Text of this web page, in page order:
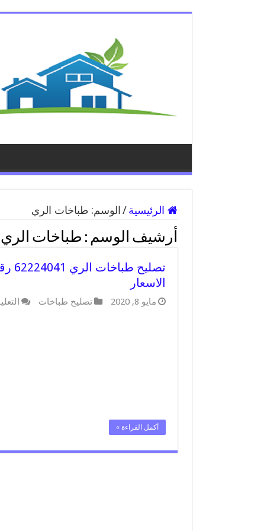
الرئيسية / الوسم: طباخات الري
أرشيف الوسم : طباخات الري
الاسعار
مايو 8, 2020 تصليح طباخات
أكمل القراءة »